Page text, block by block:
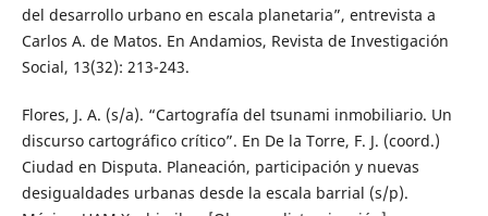
del desarrollo urbano en escala planetaria”, entrevista a
Carlos A. de Matos. En Andamios, Revista de Investigación
Social, 13(32): 213-243.
Flores, J. A. (s/a). “Cartografía del tsunami inmobiliario. Un
discurso cartográfico crítico”. En De la Torre, F. J. (coord.)
Ciudad en Disputa. Planeación, participación y nuevas
desigualdades urbanas desde la escala barrial (s/p).